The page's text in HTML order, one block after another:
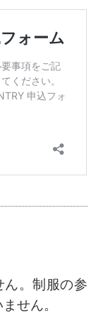
。制服の参
せん。